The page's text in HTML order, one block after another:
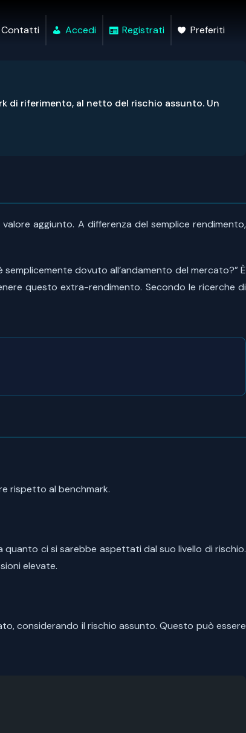
Contatti Accedi Registrati Preferiti
di riferimento, al netto del rischio assunto. Un
aggiunto. A differenza del semplice rendimento,
dovuto all’andamento del mercato?” È
questo extra-rendimento. Secondo le ricerche di
rispetto al benchmark.
quanto ci si sarebbe aspettati dal suo livello di rischio.
elevate.
considerando il rischio assunto. Questo può essere